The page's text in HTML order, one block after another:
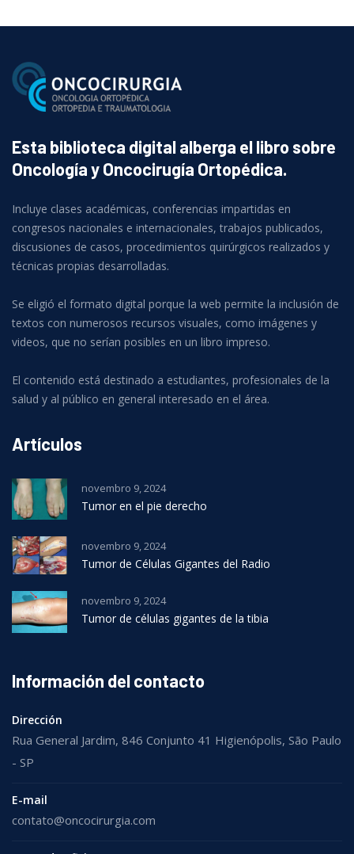
Esta biblioteca digital alberga el libro sobre
Oncología y Oncocirugía Ortopédica.
Incluye clases académicas, conferencias impartidas en
congresos nacionales e internacionales, trabajos publicados,
discusiones de casos, procedimientos quirúrgicos realizados y
técnicas propias desarrolladas.
Se eligió el formato digital porque la web permite la inclusión de
textos con numerosos recursos visuales, como imágenes y
videos, que no serían posibles en un libro impreso.
El contenido está destinado a estudiantes, profesionales de la
salud y al público en general interesado en el área.
Artículos
novembro 9, 2024
Tumor en el pie derecho
novembro 9, 2024
Tumor de Células Gigantes del Radio
novembro 9, 2024
Tumor de células gigantes de la tibia
Información del contacto
Dirección
Rua General Jardim, 846 Conjunto 41 Higienópolis, São Paulo
- SP
E-mail
contato@oncocirurgia.com